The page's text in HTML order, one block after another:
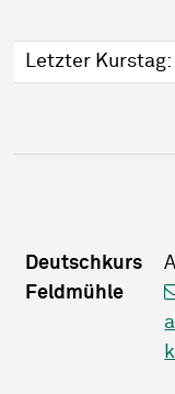
Letzter Kurstag:
Deutschkurs
Feldmühle